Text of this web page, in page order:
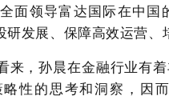
面领导富达国际在中国
发展、保障高效运营、
来，孙晨在金融行业有
性的思考和洞察，因